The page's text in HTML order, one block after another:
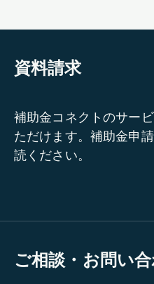
資料請求
補助金コネクトのサー
ただけます。補助金申
読ください。
ご相談・お問い